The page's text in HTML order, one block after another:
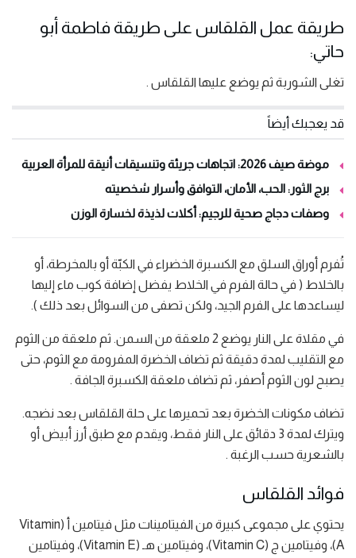
طريقة عمل القلقاس على طريقة فاطمة أبو
حاتي:
تغلى الشوربة ثم يوضع عليها القلقاس .
قد يعجبك أيضاً
موضة صيف 2026: اتجاهات جريئة وتنسيقات أنيقة للمرأة العربية
برج الثور: الحب، الأمان، التوافق وأسرار شخصيته
وصفات دجاج صحية للرجيم: أكلات لذيذة لخسارة الوزن
تُفرم أوراق السلق مع الكسبرة الخضراء في الكبّة أو بالمخرطة، أو
بالخلاط ( في حالة الفرم في الخلاط يفضل إضافة كوب ماء إليها
ليساعدها على الفرم الجيد، ولكن تصفى من السوائل بعد ذلك ).
في مقلاة على النار يوضع 2 ملعقة من السمن. ثم ملعقة من الثوم
مع التقليب لمدة دقيقة ثم تضاف الخضرة المفرومة مع الثوم، حتى
يصبح لون الثوم أصفر، ثم تضاف ملعقة الكسبرة الجافة .
تضاف مكونات الخضرة بعد تحميرها على حلة القلقاس بعد نضجه.
ويترك لمدة 3 دقائق على النار فقط، ويقدم مع طبق أرز أبيض أو
بالشعرية حسب الرغبة .
فوائد القلقاس
يحتوي على مجموعى كبيرة من الفيتامينات مثل فيتامين أ (Vitamin
A)، وفيتامين ج (Vitamin C)، وفيتامين هـ (Vitamin E)، وفيتامين